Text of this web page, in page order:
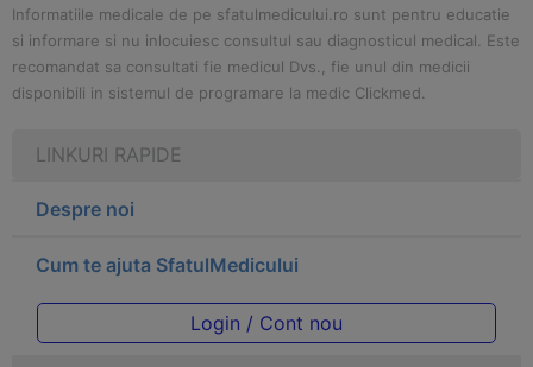
Informatiile medicale de pe sfatulmedicului.ro sunt pentru educatie
si informare si nu inlocuiesc consultul sau diagnosticul medical. Este
recomandat sa consultati fie medicul Dvs., fie unul din medicii
disponibili in sistemul de programare la medic Clickmed.
LINKURI RAPIDE
Despre noi
Cum te ajuta SfatulMedicului
Login / Cont nou